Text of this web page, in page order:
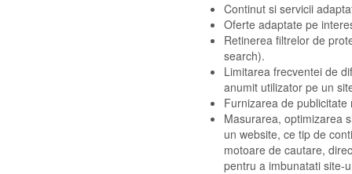
Continut si servicii
Oferte adaptate pe
Retinerea filtrelor de
search).
Limitarea frecventei de
anumit utilizator pe un
Furnizarea de
Masurarea, optimizarea
un website, ce tip de
motoare de cautare,
pentru a imbunatati site-